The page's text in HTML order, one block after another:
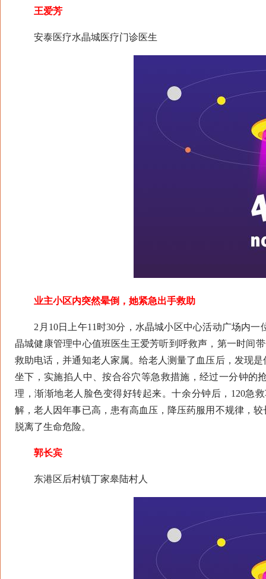
王爱芳
安泰医疗水晶城医疗门诊医生
业主小区内突然晕倒，她紧急出手救助
2月10日上午11时30分，水晶城小区中心活动广场内一
晶城健康管理中心值班医生王爱芳听到呼救声，第一时间
救助电话，并通知老人家属。给老人测量了血压后，发现
坐下，实施掐人中、按合谷穴等急救措施，经过一分钟的
理，渐渐地老人脸色变得好转起来。十余分钟后，120急
解，老人因年事已高，患有高血压，降压药服用不规律，
脱离了生命危险。
郭长宾
东港区后村镇丁家皋陆村人